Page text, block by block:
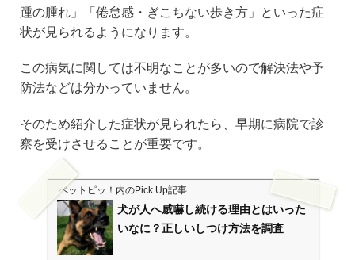
踵の腫れ」「倦怠感・ぎこちない歩き方」といった症
状が見られるようになります。
この病気に関しては不明なことが多いので解決法や予
防法などは分かっていません。
そのため紹介した症状が見られたら、早期に病院で診
察を受けさせることが重要です。
ペットピッ！ 内のPick Up記事
犬が人へ威嚇し続ける理由とはいった
いなに？正しいしつけ方法を調査